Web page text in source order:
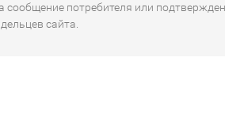
сообщение потребителя или
сайта.